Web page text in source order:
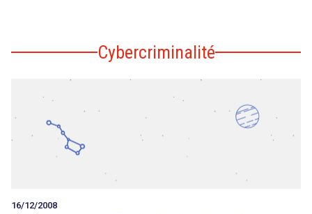
Cybercriminalité
16/12/2008